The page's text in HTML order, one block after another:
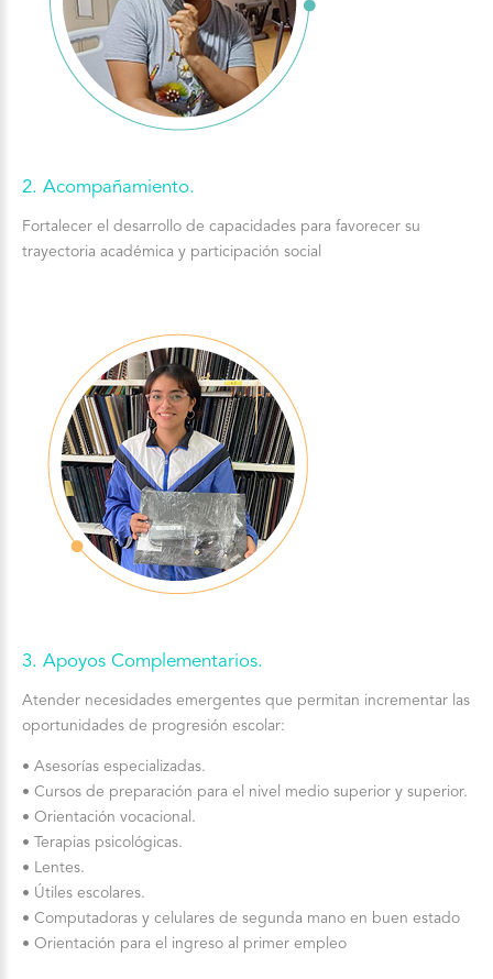
2. Acompañamiento.
Fortalecer el desarrollo de capacidades para favorecer su
trayectoria académica y participación social
3. Apoyos Complementarios.
Atender necesidades emergentes que permitan incrementar las
oportunidades de progresión escolar:
• Asesorías especializadas.
• Cursos de preparación para el nivel medio superior y superior.
• Orientación vocacional.
• Terapias psicológicas.
• Lentes.
• Útiles escolares.
• Computadoras y celulares de segunda mano en buen estado
• Orientación para el ingreso al primer empleo